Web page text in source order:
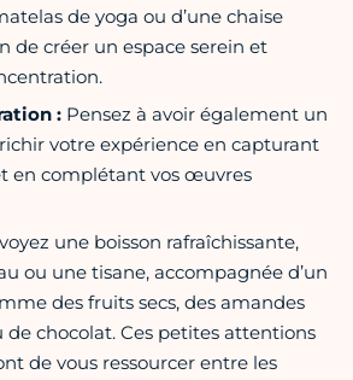
de yoga ou d’une chaise
de créer un espace serein et
: Pensez à avoir également un
votre expérience en capturant
en complétant vos œuvres
une boisson rafraîchissante,
ou une tisane, accompagnée d’un
des fruits secs, des amandes
chocolat. Ces petites attentions
de vous ressourcer entre les